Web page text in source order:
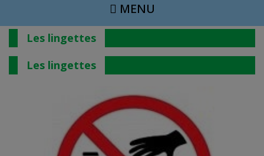
MENU
Les lingettes
Les lingettes